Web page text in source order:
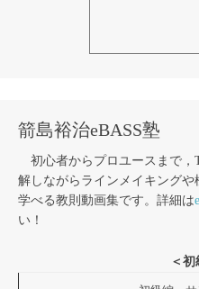
箭島裕治eBASS塾
初心者からプロユースまで，
解しながらラインメイキング
学べる教則動画集です。詳細は
い！
＜初